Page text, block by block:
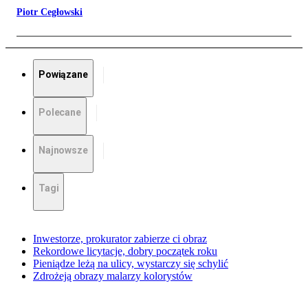
Piotr Cegłowski
Powiązane
Polecane
Najnowsze
Tagi
Inwestorze, prokurator zabierze ci obraz
Rekordowe licytacje, dobry początek roku
Pieniądze leżą na ulicy, wystarczy się schylić
Zdrożeją obrazy malarzy kolorystów